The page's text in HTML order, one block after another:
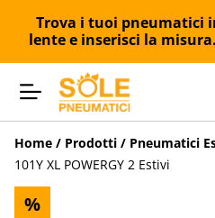
Trova i tuoi pneumatici
lente e inserisci la
Home / Prodotti / Pneumatici
101Y XL POWERGY 2 Estivi
%